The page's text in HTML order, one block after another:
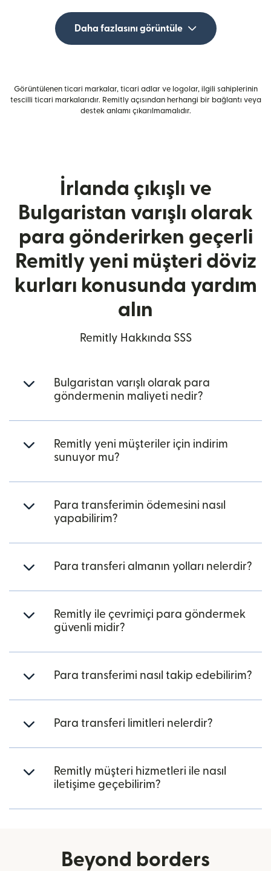
Daha fazlasını görüntüle
Görüntülenen ticari markalar, ticari adlar ve logolar, ilgili sahiplerinin
tescilli ticari markalarıdır. Remitly açısından herhangi bir bağlantı veya
destek anlamı çıkarılmamalıdır.
İrlanda çıkışlı ve
Bulgaristan varışlı olarak
para gönderirken geçerli
Remitly yeni müşteri döviz
kurları konusunda yardım
alın
Remitly Hakkında SSS
Bulgaristan varışlı olarak para
göndermenin maliyeti nedir?
Remitly yeni müşteriler için indirim
sunuyor mu?
Para transferimin ödemesini nasıl
yapabilirim?
Para transferi almanın yolları nelerdir?
Remitly ile çevrimiçi para göndermek
güvenli midir?
Para transferimi nasıl takip edebilirim?
Para transferi limitleri nelerdir?
Remitly müşteri hizmetleri ile nasıl
iletişime geçebilirim?
Beyond borders